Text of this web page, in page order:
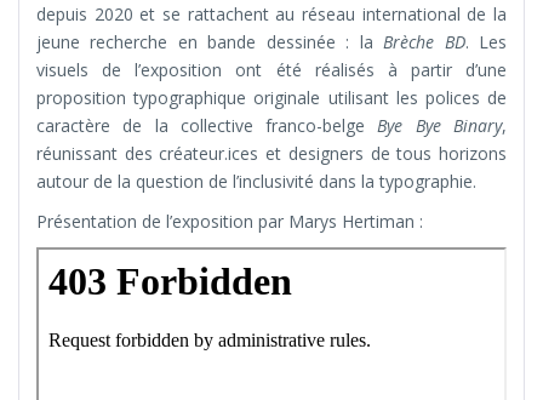
depuis 2020 et se rattachent au réseau international de la
jeune recherche en bande dessinée : laBrèche BD. Les
visuels de l’exposition ont été réalisés à partir d’une
proposition typographique originale utilisant les polices de
caractère de la collective franco-belgeBye Bye Binary,
réunissant des créateur.ices et designers de tous horizons
autour de la question de l’inclusivité dans la typographie.
Présentation de l’exposition par Marys Hertiman :